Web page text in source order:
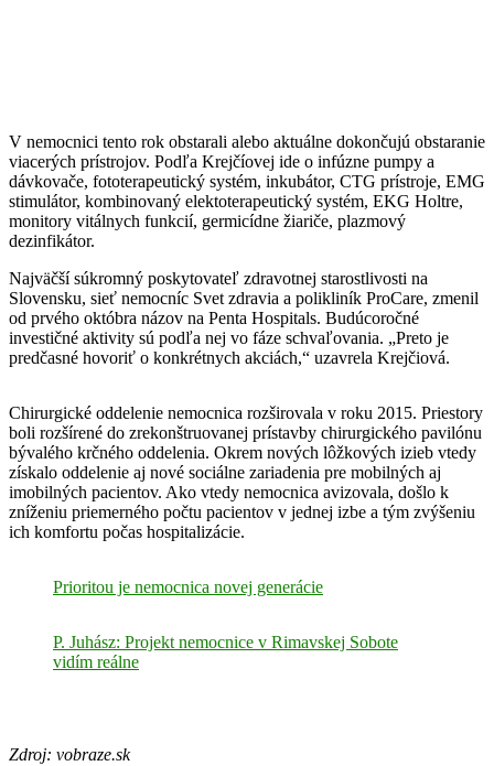
V nemocnici tento rok obstarali alebo aktuálne dokončujú obstaranie
viacerých prístrojov. Podľa Krejčíovej ide o infúzne pumpy a
dávkovače, fototerapeutický systém, inkubátor, CTG prístroje, EMG
stimulátor, kombinovaný elektoterapeutický systém, EKG Holtre,
monitory vitálnych funkcií, germicídne žiariče, plazmový
dezinfikátor.
Najväčší súkromný poskytovateľ zdravotnej starostlivosti na
Slovensku, sieť nemocníc Svet zdravia a polikliník ProCare, zmenil
od prvého októbra názov na Penta Hospitals. Budúcoročné
investičné aktivity sú podľa nej vo fáze schvaľovania. „Preto je
predčasné hovoriť o konkrétnych akciách,“ uzavrela Krejčiová.
Chirurgické oddelenie nemocnica rozširovala v roku 2015. Priestory
boli rozšírené do zrekonštruovanej prístavby chirurgického pavilónu
bývalého krčného oddelenia. Okrem nových lôžkových izieb vtedy
získalo oddelenie aj nové sociálne zariadenia pre mobilných aj
imobilných pacientov. Ako vtedy nemocnica avizovala, došlo k
zníženiu priemerného počtu pacientov v jednej izbe a tým zvýšeniu
ich komfortu počas hospitalizácie.
Prioritou je nemocnica novej generácie
P. Juhász: Projekt nemocnice v Rimavskej Sobote
vidím reálne
Zdroj: vobraze.sk